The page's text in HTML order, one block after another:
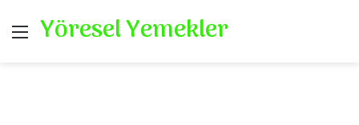
Menü
Yöresel Yemekler